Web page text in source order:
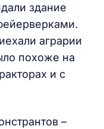
здание
аграрии
похоже на
и с
–